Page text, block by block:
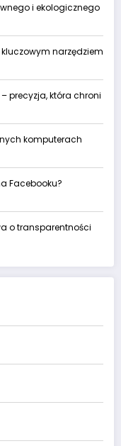
i ekologicznego
kluczowym narzędziem
precyzja, która chroni
komputerach
Facebooku?
o transparentności